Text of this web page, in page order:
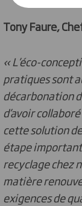
Tony Faure,
« L’éco-
pratiques sont
décarbonation
d’avoir
cette solution
étape
recyclage chez
matière
exigences de